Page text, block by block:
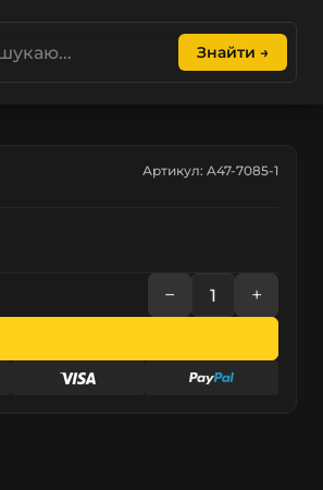
Знайти →
Артикул: A47-7085-1
− +